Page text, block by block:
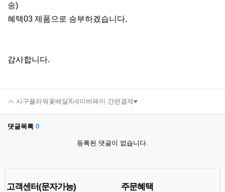
송)
혜택03 제품으로 승부하겠습니다.
감사합니다.
사구플라워꽃배달X네이버페이 간편결제♥
댓글목록 0
등록된 댓글이 없습니다.
고객센터(문자가능) 주문혜택